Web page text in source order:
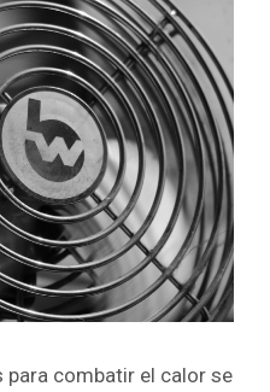
combatir el calor se